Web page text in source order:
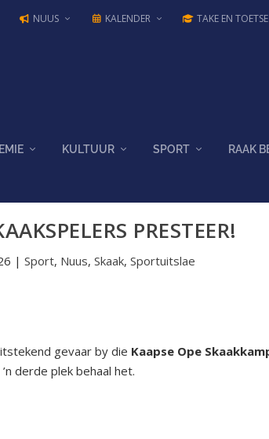
NUUS KALENDER TAKE EN TOETSE
KULTUUR SPORT RAAK
PRESTEER!
| Sport, Nuus, Skaak, Sportuitslae
gevaar by die Kaapse Ope
derde plek behaal het.